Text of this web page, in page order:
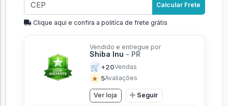
Calcular Frete
Clique aqui e confira a politíca de frete grátis
Vendido e entregue por
Shiba Inu - PR
🛒 +20Vendas
★ 5Avaliações
Ver loja Seguir